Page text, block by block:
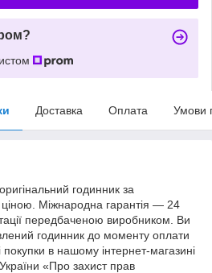
Доставка Оплата Умови
годинник за
Міжнародна гарантія — 24
передбаченою виробником. Ви
годинник до моменту оплати
в нашому інтернет-магазині
«Про захист прав